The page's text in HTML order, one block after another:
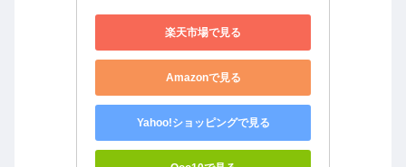
楽天市場で見る
Amazonで見る
Yahoo!ショッピングで見る